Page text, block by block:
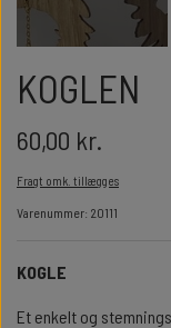
KOGLEN
60,00 kr.
Fragt omk. tillægges
Varenummer: 20111
KOGLE
Et enkelt og